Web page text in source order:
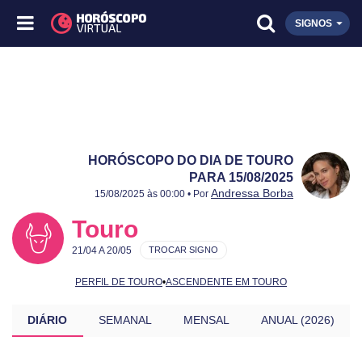
SIGNOS
HORÓSCOPO DO DIA DE TOURO
PARA 15/08/2025
Publicado:
15/08/2025
Atualizado:
15/08/2025
15/08/2025 às 00:00 • Por Andressa Borba
Touro
21/04 A 20/05
PERFIL DE TOURO•ASCENDENTE EM TOURO
TROCAR SIGNO
DIÁRIO SEMANAL MENSAL ANUAL (2026)